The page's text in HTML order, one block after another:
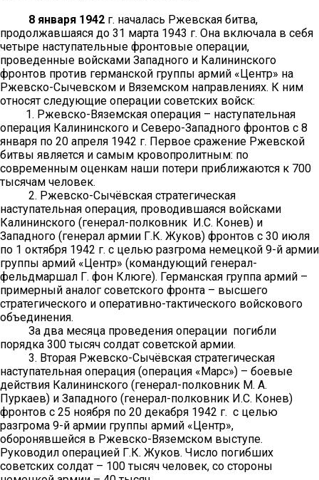
8 января 1942 г. началась Ржевская битва,
продолжавшаяся до 31 марта 1943 г. Она включала в себя
четыре наступательные фронтовые операции,
проведенные войсками Западного и Калининского
фронтов против германской группы армий «Центр» на
Ржевско-Сычевском и Вяземском направлениях. К ним
относят следующие операции советских войск:
1. Ржевско-Вяземская операция – наступательная
операция Калининского и Северо-Западного фронтов с 8
января по 20 апреля 1942 г. Первое сражение Ржевской
битвы является и самым кровопролитным: по
современным оценкам наши потери приближаются к 700
тысячам человек.
2. Ржевско-Сычёвская стратегическая
наступательная операция, проводившаяся войсками
Калининского (генерал-полковник И.С. Конев) и
Западного (генерал армии Г.К. Жуков) фронтов с 30 июля
по 1 октября 1942 г. с целью разгрома немецкой 9-й армии
группы армий «Центр» (командующий генерал-
фельдмаршал Г. фон Клюге). Германская группа армий –
примерный аналог советского фронта – высшего
стратегического и оперативно-тактического войскового
объединения.
За два месяца проведения операции погибли
порядка 300 тысяч солдат советской армии.
3. Вторая Ржевско-Сычёвская стратегическая
наступательная операция (операция «Марс») – боевые
действия Калининского (генерал-полковник М. А.
Пуркаев) и Западного (генерал-полковник И.С. Конев)
фронтов с 25 ноября по 20 декабря 1942 г. с целью
разгрома 9-й армии группы армий «Центр»,
оборонявшейся в Ржевско-Вяземском выступе.
Руководил операцией Г.К. Жуков. Число погибших
советских солдат – 100 тысяч человек, со стороны